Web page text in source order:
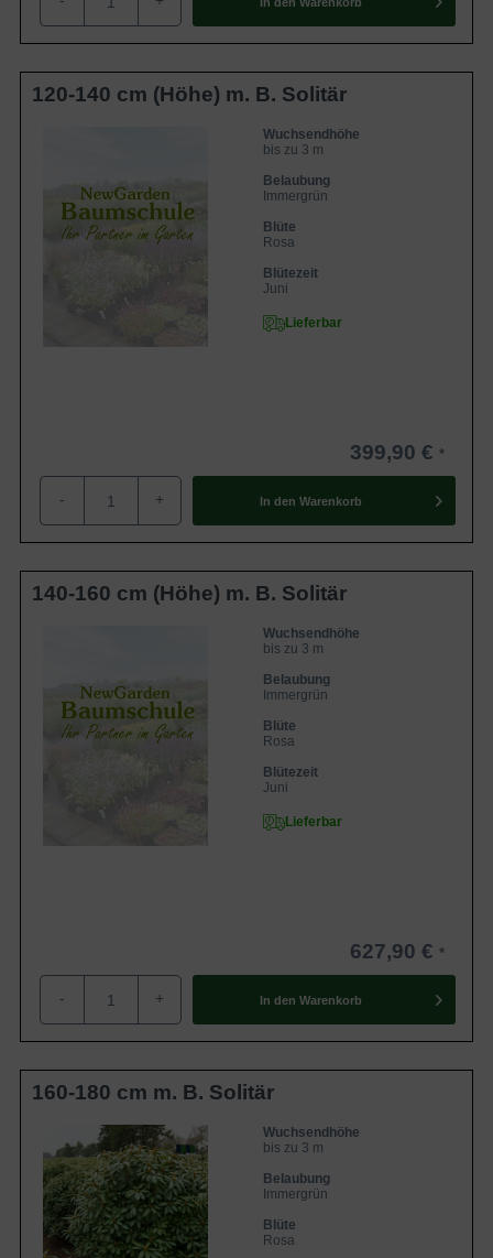
das Risiko von Krankheiten und Schädlingen zu
minimieren.
120-140 cm (Höhe) m. B. Solitär
Wuchsendhöhe
bis zu 3 m
Belaubung
Immergrün
Blüte
Rosa
Blütezeit
Juni
Lieferbar
399,90 €
- + In den Warenkorb
140-160 cm (Höhe) m. B. Solitär
Wuchsendhöhe
bis zu 3 m
Belaubung
Immergrün
Blüte
Rosa
Blütezeit
Juni
Lieferbar
627,90 €
- + In den Warenkorb
160-180 cm m. B. Solitär
Wuchsendhöhe
bis zu 3 m
Belaubung
Immergrün
Blüte
Rosa